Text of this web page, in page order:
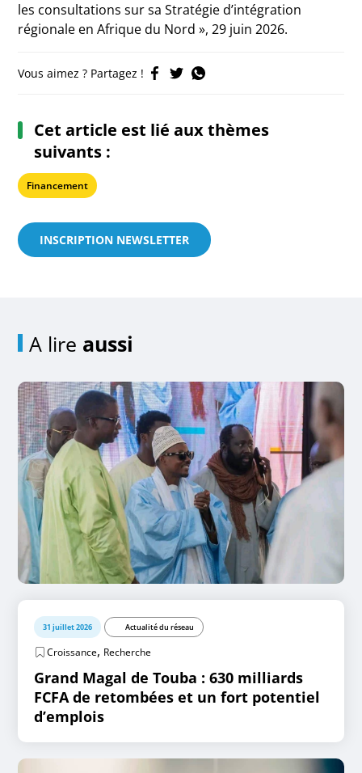
les consultations sur sa Stratégie d’intégration
régionale en Afrique du Nord », 29 juin 2026.
Vous aimez ? Partagez !
Cet article est lié aux thèmes
suivants :
Financement
INSCRIPTION NEWSLETTER
A lire aussi
31 juillet 2026 Actualité du réseau
Croissance, Recherche
Grand Magal de Touba : 630 milliards
FCFA de retombées et un fort potentiel
d’emplois